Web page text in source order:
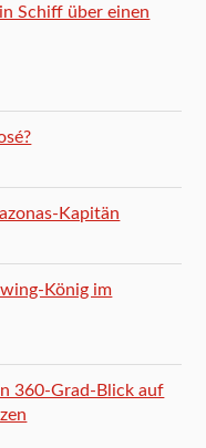
Schiff über einen
Kapitän
König im
360-Grad-Blick auf